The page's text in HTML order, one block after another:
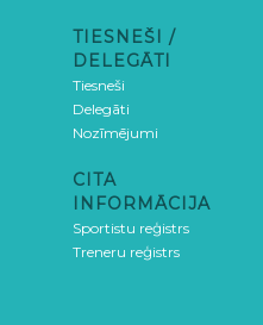
TIESNEŠI /
DELEGĀTI
Tiesneši
Delegāti
Nozīmējumi
CITA
INFORMĀCIJA
Sportistu reģistrs
Treneru reģistrs